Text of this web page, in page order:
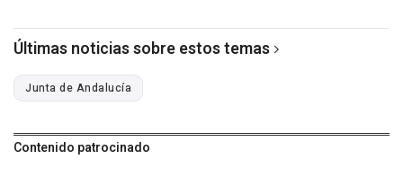
Últimas noticias sobre estos temas
Junta de Andalucía
Contenido patrocinado